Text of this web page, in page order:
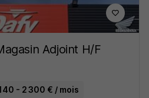
Adjoint H/F
- 2 300 € / mois